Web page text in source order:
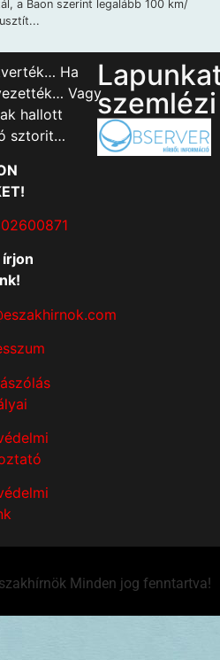
Ha
Vagy
hallott
sztorit…
írjon
szemlézi
Minden jog fenntartva!